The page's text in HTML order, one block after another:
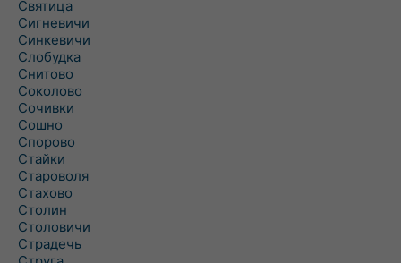
Святица
Сигневичи
Синкевичи
Слобудка
Снитово
Соколово
Сочивки
Сошно
Спорово
Стайки
Староволя
Стахово
Столин
Столовичи
Страдечь